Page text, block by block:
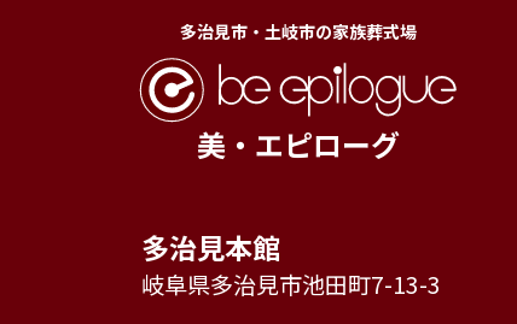
多治見市・土岐市の家族葬式場
美・エピローグ
多治見本館
岐阜県多治見市池田町7-13-3